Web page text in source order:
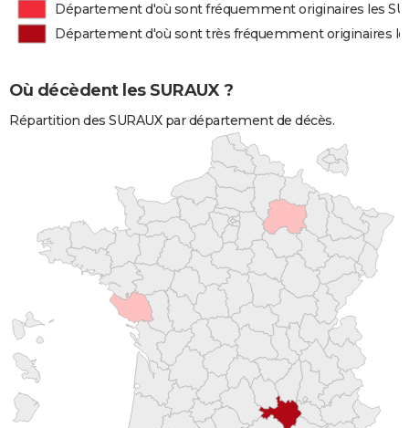
Département d'où sont fréquemment originaires les
Département d'où sont très fréquemment originaires
Où décèdent les SURAUX ?
Répartition des SURAUX par département de décès.